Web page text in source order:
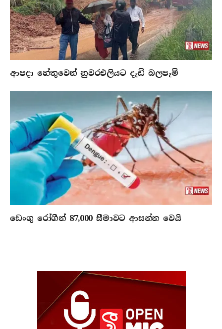
ආපදා හේතුවෙන් නුවරඑලියට දැඩි බලපෑම්
ඩෙංගු රෝගීන් 87,000 සීමාවට ආසන්න වෙයි